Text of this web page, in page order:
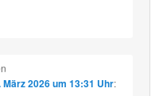
März 2026 um 13:31 Uhr: